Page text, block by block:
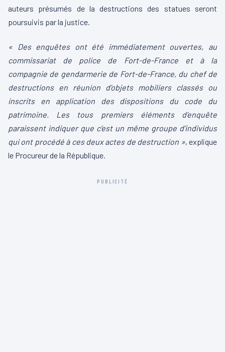
auteurs présumés de la destructions des statues seront
poursuivis par la justice.
« Des enquêtes ont été immédiatement ouvertes, au
commissariat de police de Fort-de-France et à la
compagnie de gendarmerie de Fort-de-France, du chef de
destructions en réunion d’objets mobiliers classés ou
inscrits en application des dispositions du code du
patrimoine. Les tous premiers éléments d’enquête
paraissent indiquer que c’est un même groupe d’individus
qui ont procédé à ces deux actes de destruction », explique
le Procureur de la République.
PUBLICITÉ